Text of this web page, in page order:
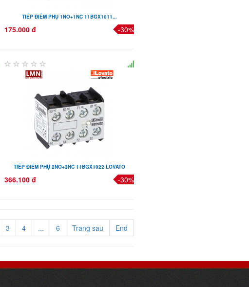
TIẾP ĐIỂM PHỤ 1NO+1NC 11BGX1011...
175.000 đ -30%
TIẾP ĐIỂM PHỤ 2NO+2NC 11BGX1022 LOVATO
366.100 đ -30%
3 4 ... 6 Trang sau End